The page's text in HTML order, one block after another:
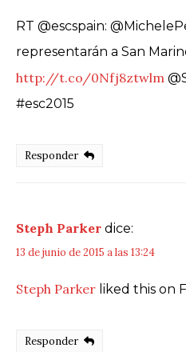
RT @escspain:
representarán a San
http://t.co/0Nfj8ztwlm
#esc2015
Responder
Steph Parker dice:
13 de junio de 2015 a las 13:24
Steph Parker liked this on
Responder